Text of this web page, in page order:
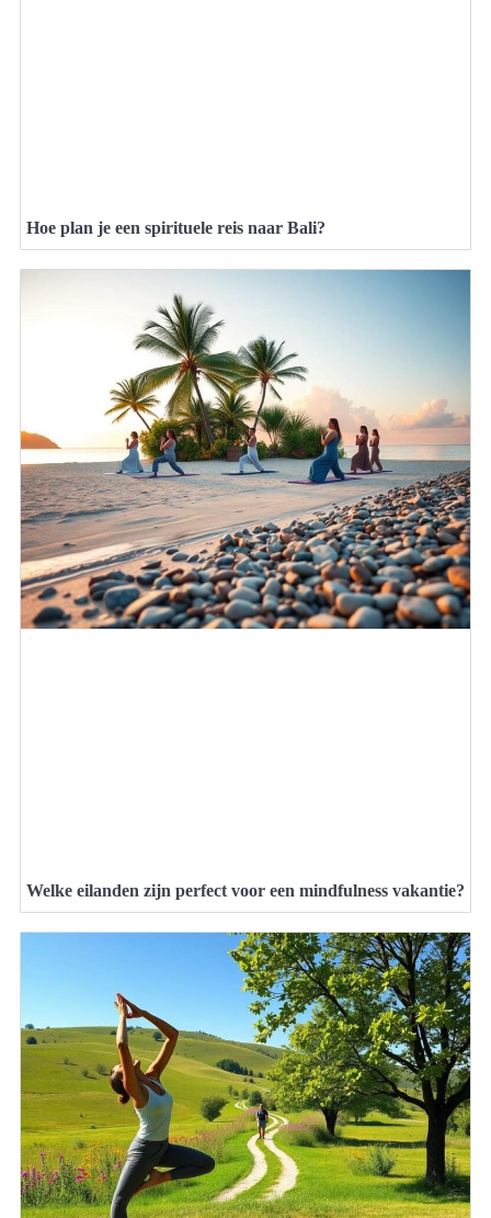
Hoe plan je een spirituele reis naar Bali?
Welke eilanden zijn perfect voor een mindfulness vakantie?